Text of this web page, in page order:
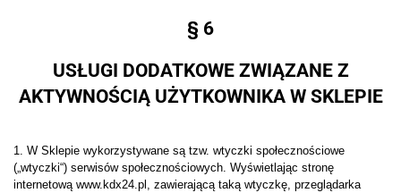
§ 6
USŁUGI DODATKOWE ZWIĄZANE Z
AKTYWNOŚCIĄ UŻYTKOWNIKA W SKLEPIE
1. W Sklepie wykorzystywane są tzw. wtyczki społecznościowe
(„wtyczki“) serwisów społecznościowych. Wyświetlając stronę
internetową www.kdx24.pl, zawierającą taką wtyczkę, przeglądarka